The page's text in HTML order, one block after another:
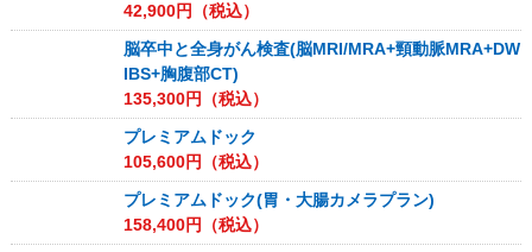
42,900円（税込）
脳卒中と全身がん検査(脳MRI/MRA+頸動脈MRA+DW
IBS+胸腹部CT)
135,300円（税込）
プレミアムドック
105,600円（税込）
プレミアムドック(胃・大腸カメラプラン)
158,400円（税込）